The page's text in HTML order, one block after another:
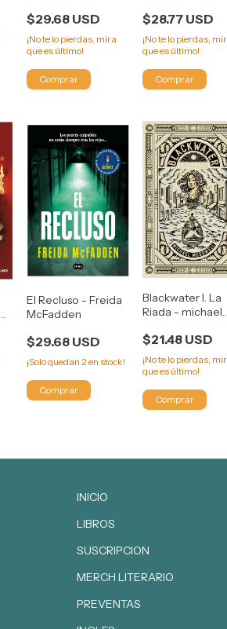
$29.68 USD
¡No te lo pierdas, mira
que es último!
$28.77 USD
¡No te lo pierdas,
que es último!
El Recluso - Freida
McFadden
$29.68 USD
¡Solo quedan 2en stock!
Blackwater I. La
Riada - michael
$21.48 USD
¡No te lo pierdas,
que es último!
INICIO
LIBROS
SUSCRIPCION
MERCH LITERARIO
PREVENTAS